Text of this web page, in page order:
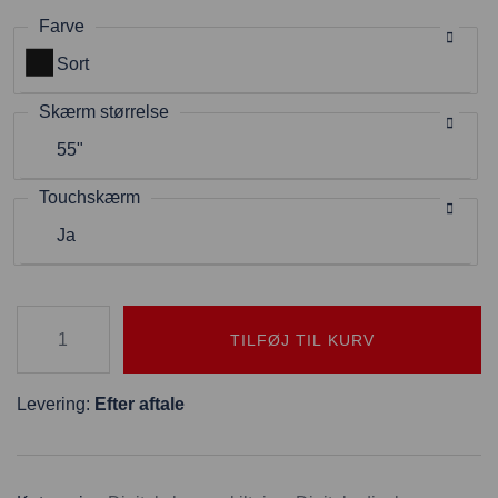
Farve
Sort
Skærm størrelse
55"
Touchskærm
Ja
TILFØJ TIL KURV
Levering: Efter aftale